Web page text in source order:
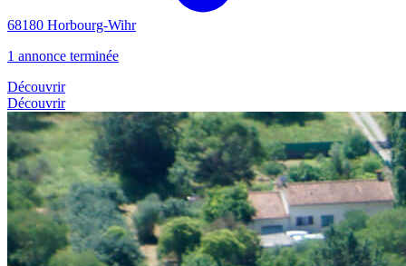
68180 Horbourg-Wihr
1 annonce terminée
Découvrir
Découvrir